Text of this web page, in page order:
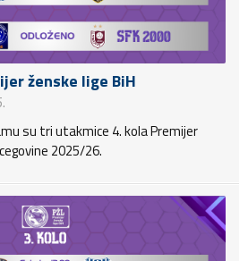
ženske lige BiH
su tri utakmice 4. kola Premijer
2025/26.